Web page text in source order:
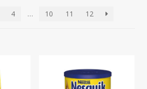
4 … 10 11 12